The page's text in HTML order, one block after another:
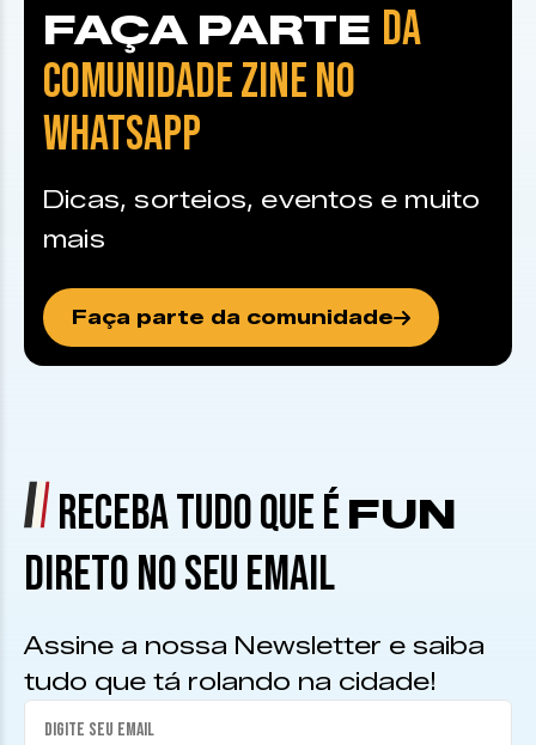
FAÇA PARTE DA
COMUNIDADE ZINE NO
WHATSAPP
Dicas, sorteios, eventos e muito
mais
Faça parte da comunidade
RECEBA TUDO QUE É FUN
DIRETO NO SEU EMAIL
Assine a nossa Newsletter e saiba
tudo que tá rolando na cidade!